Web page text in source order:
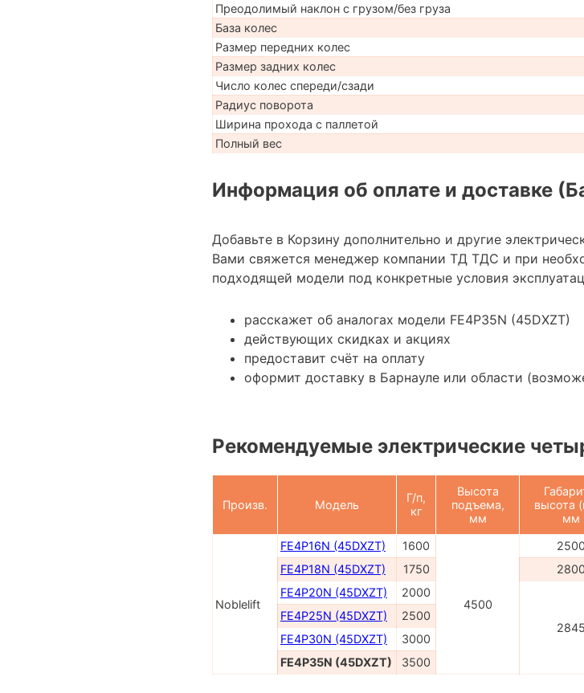
Преодолимый наклон с грузом/без груза
База колес
Размер передних колес
Размер задних колес
Число колес спереди/сзади
Радиус поворота
Ширина прохода с паллетой
Полный вес
Информация об оплате и доставке
Добавьте в Корзину дополнительно и другие
Вами свяжется менеджер компании ТД ТДС и при
подходящей модели под конкретные условия
расскажет об аналогах модели FE4P35N (45DXZT)
действующих скидках и акциях
предоставит счёт на оплату
оформит доставку в Барнауле или области
Рекомендуемые электрические
Произв. Модель
Г/п,
кг
Высота
подъема,
мм
высота
мм
Noblelift
FE4P16N (45DXZT) 1600
4500
2500
FE4P18N (45DXZT)
1750 2800
FE4P20N (45DXZT)
2000
2845
FE4P25N (45DXZT)
2500
FE4P30N (45DXZT)
3000
FE4P35N (45DXZT)
3500